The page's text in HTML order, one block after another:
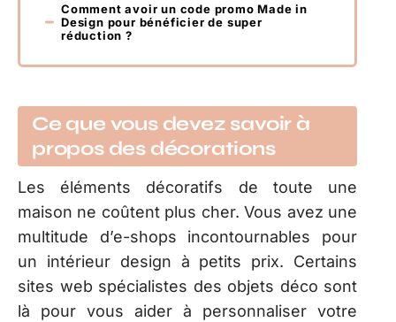
Comment avoir un code promo Made in
Design pour bénéficier de super
réduction ?
Ce que vous devez savoir à
propos des décorations
Les éléments décoratifs de toute une
maison ne coûtent plus cher. Vous avez une
multitude d’e-shops incontournables pour
un intérieur design à petits prix. Certains
sites web spécialistes des objets déco sont
là pour vous aider à personnaliser votre